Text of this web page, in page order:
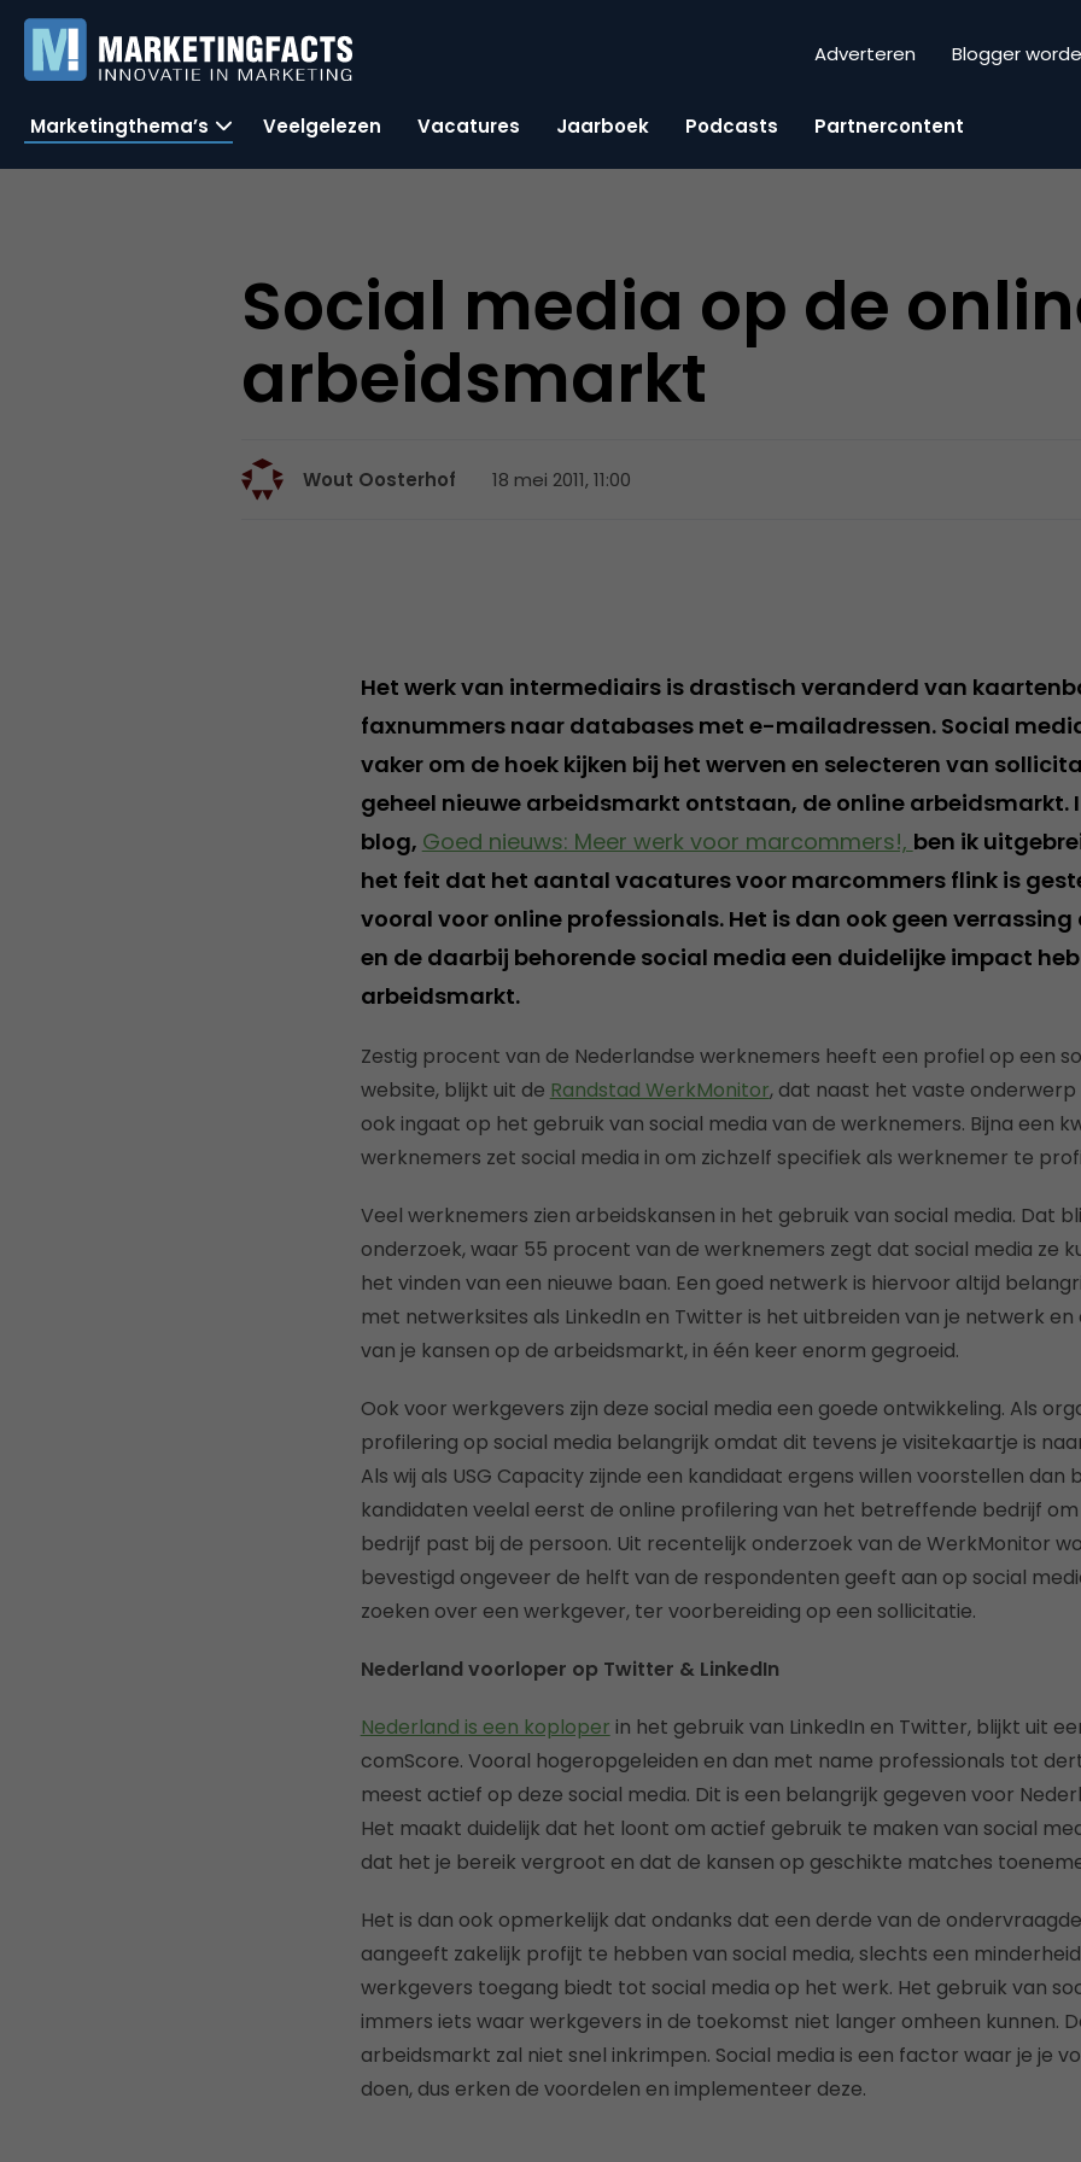
Adverteren Blogger
Marketingthema’s Veelgelezen Vacatures Jaarboek Podcasts Partnercontent
Social media op de
arbeidsmarkt
Wout Oosterhof 18 mei 2011, 11:00
Het werk van intermediairs is drastisch veranderd van
faxnummers naar databases met e-mailadressen. Social
vaker om de hoek kijken bij het werven en selecteren van
geheel nieuwe arbeidsmarkt ontstaan, de online arbeidsmarkt.
blog, Goed nieuws: Meer werk voor marcommers!, ben ik
het feit dat het aantal vacatures voor marcommers flink is
vooral voor online professionals. Het is dan ook geen
en de daarbij behorende social media een duidelijke impact
arbeidsmarkt.
Zestig procent van de Nederlandse werknemers heeft een profiel op een
website, blijkt uit de Randstad WerkMonitor, dat naast het vaste
ook ingaat op het gebruik van social media van de werknemers. Bijna een
werknemers zet social media in om zichzelf specifiek als werknemer te
Veel werknemers zien arbeidskansen in het gebruik van social media. Dat
onderzoek, waar 55 procent van de werknemers zegt dat social media ze
het vinden van een nieuwe baan. Een goed netwerk is hiervoor altijd
met netwerksites als LinkedIn en Twitter is het uitbreiden van je netwerk
van je kansen op de arbeidsmarkt, in één keer enorm gegroeid.
Ook voor werkgevers zijn deze social media een goede ontwikkeling. Als
profilering op social media belangrijk omdat dit tevens je visitekaartje is
Als wij als USG Capacity zijnde een kandidaat ergens willen voorstellen dan
kandidaten veelal eerst de online profilering van het betreffende bedrijf
bedrijf past bij de persoon. Uit recentelijk onderzoek van de WerkMonitor
bevestigd ongeveer de helft van de respondenten geeft aan op social
zoeken over een werkgever, ter voorbereiding op een sollicitatie.
Nederland voorloper op Twitter & LinkedIn
Nederland is een koploper in het gebruik van LinkedIn en Twitter, blijkt uit
comScore. Vooral hogeropgeleiden en dan met name professionals tot
meest actief op deze social media. Dit is een belangrijk gegeven voor
Het maakt duidelijk dat het loont om actief gebruik te maken van social
dat het je bereik vergroot en dat de kansen op geschikte matches
Het is dan ook opmerkelijk dat ondanks dat een derde van de
aangeeft zakelijk profijt te hebben van social media, slechts een
werkgevers toegang biedt tot social media op het werk. Het gebruik van
immers iets waar werkgevers in de toekomst niet langer omheen kunnen.
arbeidsmarkt zal niet snel inkrimpen. Social media is een factor waar je je
doen, dus erken de voordelen en implementeer deze.